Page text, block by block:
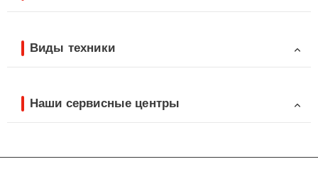
Виды техники
Наши сервисные центры